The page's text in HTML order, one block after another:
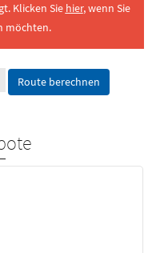
Klicken Sie hier, wenn Sie
möchten.